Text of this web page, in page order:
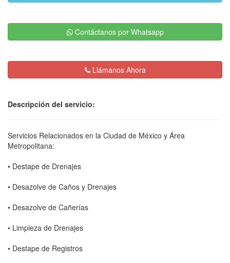
Contáctanos por Whatsapp
Llámanos Ahora
Descripción del servicio:
Servicios Relacionados en la Ciudad de México y Área
Metropolitana:
• Destape de Drenajes
• Desazolve de Caños y Drenajes
• Desazolve de Cañerías
• Limpieza de Drenajes
• Destape de Registros